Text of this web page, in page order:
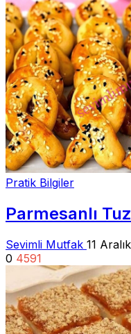
Pratik Bilgiler
Parmesanlı
Sevimli Mutfak 11
0 4591